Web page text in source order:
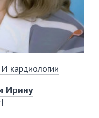
кардиологии
Ирину